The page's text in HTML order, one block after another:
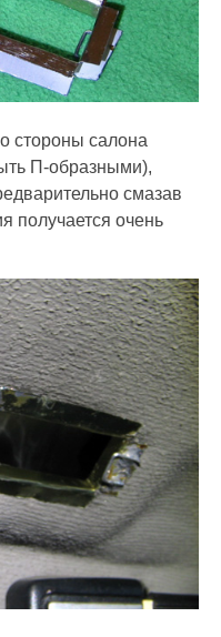
стороны салона
П-образными),
смазав
получается очень